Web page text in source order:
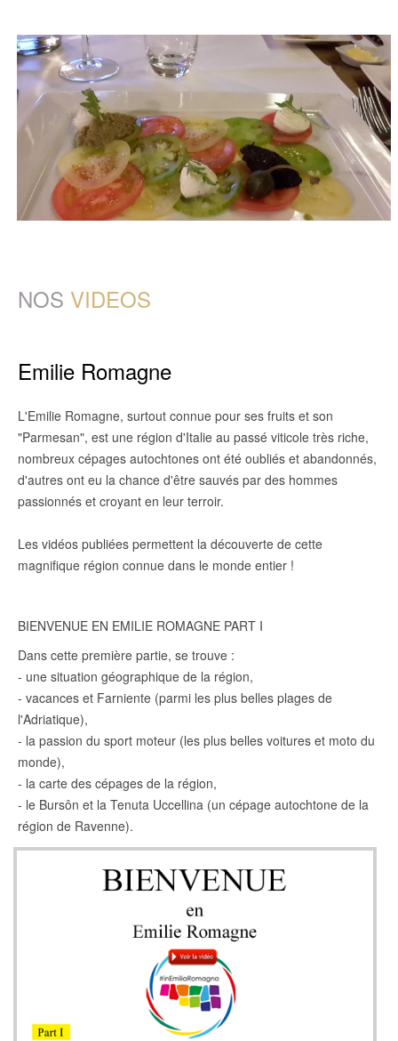
NOS VIDEOS
Emilie Romagne
L'Emilie Romagne, surtout connue pour ses fruits et son
"Parmesan", est une région d'Italie au passé viticole très riche,
nombreux cépages autochtones ont été oubliés et abandonnés,
d'autres ont eu la chance d'être sauvés par des hommes
passionnés et croyant en leur terroir.
Les vidéos publiées permettent la découverte de cette
magnifique région connue dans le monde entier !
BIENVENUE EN EMILIE ROMAGNE PART I
Dans cette première partie, se trouve :
- une situation géographique de la région,
- vacances et Farniente (parmi les plus belles plages de
l'Adriatique),
- la passion du sport moteur (les plus belles voitures et moto du
monde),
- la carte des cépages de la région,
- le Bursôn et la Tenuta Uccellina (un cépage autochtone de la
région de Ravenne).